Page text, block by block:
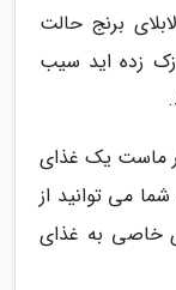
برنج حالت
زده اید سیب
ماست یک غذای
می توانید از
خاصی به غذای